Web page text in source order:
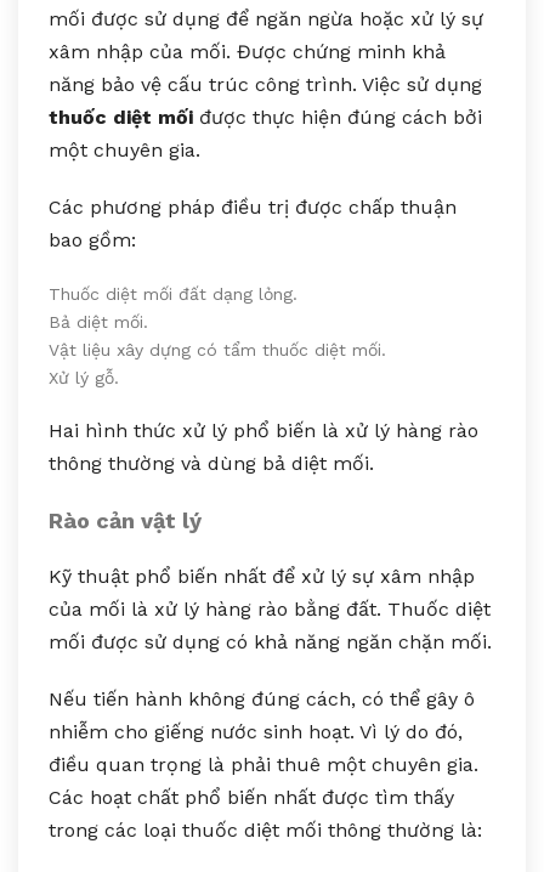
mối được sử dụng để ngăn ngừa hoặc xử lý sự
xâm nhập của mối. Được chứng minh khả
năng bảo vệ cấu trúc công trình. Việc sử dụng
thuốc diệt mối được thực hiện đúng cách bởi
một chuyên gia.
Các phương pháp điều trị được chấp thuận
bao gồm:
Thuốc diệt mối đất dạng lỏng.
Bả diệt mối.
Vật liệu xây dựng có tẩm thuốc diệt mối.
Xử lý gỗ.
Hai hình thức xử lý phổ biến là xử lý hàng rào
thông thường và dùng bả diệt mối.
Rào cản vật lý
Kỹ thuật phổ biến nhất để xử lý sự xâm nhập
của mối là xử lý hàng rào bằng đất. Thuốc diệt
mối được sử dụng có khả năng ngăn chặn mối.
Nếu tiến hành không đúng cách, có thể gây ô
nhiễm cho giếng nước sinh hoạt. Vì lý do đó,
điều quan trọng là phải thuê một chuyên gia.
Các hoạt chất phổ biến nhất được tìm thấy
trong các loại thuốc diệt mối thông thường là: